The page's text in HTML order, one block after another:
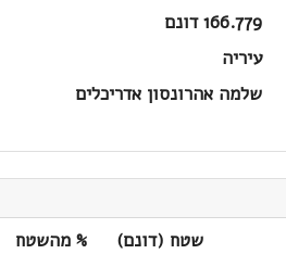
166.779 דונם
עיריה
שלמה אהרונסון אדריכלים
שטח (דונם) % מהשטח